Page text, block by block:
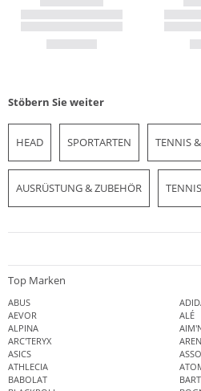
Stöbern Sie weiter
HEAD SPORTARTEN TENNIS
AUSRÜSTUNG & ZUBEHÖR
Top Marken
ABUS
AEVOR
ALÉ
ALPINA
ARC'TERYX
ASICS
ATHLECIA
BABOLAT